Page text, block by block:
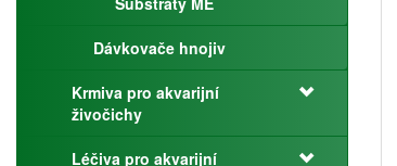
Dávkovače hnojiv
Krmiva pro akvarijní
živočichy
Léčiva pro akvarijní